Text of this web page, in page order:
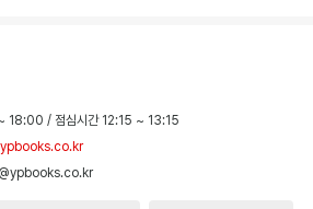
18:00 / 점심시간 12:15 ~ 13:15